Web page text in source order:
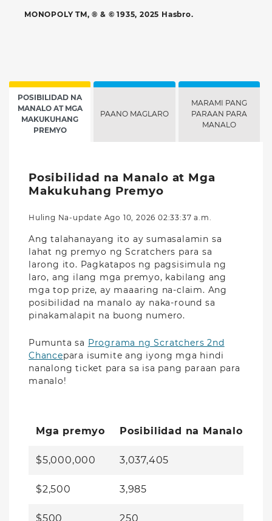
MONOPOLY TM, ® & © 1935, 2025 Hasbro.
POSIBILIDAD NA
MANALO AT MGA
MAKUKUHANG
PREMYO
PAANO MAGLARO
MARAMI PANG
PARAAN PARA
MANALO
Posibilidad na Manalo at Mga
Makukuhang Premyo
Huling Na-update Ago 10, 2026 02:33:37 a.m.
Ang talahanayang ito ay sumasalamin sa
lahat ng premyo ng Scratchers para sa
larong ito. Pagkatapos ng pagsisimula ng
laro, ang ilang mga premyo, kabilang ang
mga top prize, ay maaaring na-claim. Ang
posibilidad na manalo ay naka-round sa
pinakamalapit na buong numero.
Pumunta sa Programa ng Scratchers 2nd
Chancepara isumite ang iyong mga hindi
nanalong ticket para sa isa pang paraan para
manalo!
Mga premyo Posibilidad na Manalo 1 sa
$5,000,000 3,037,405
$2,500 3,985
$500 250